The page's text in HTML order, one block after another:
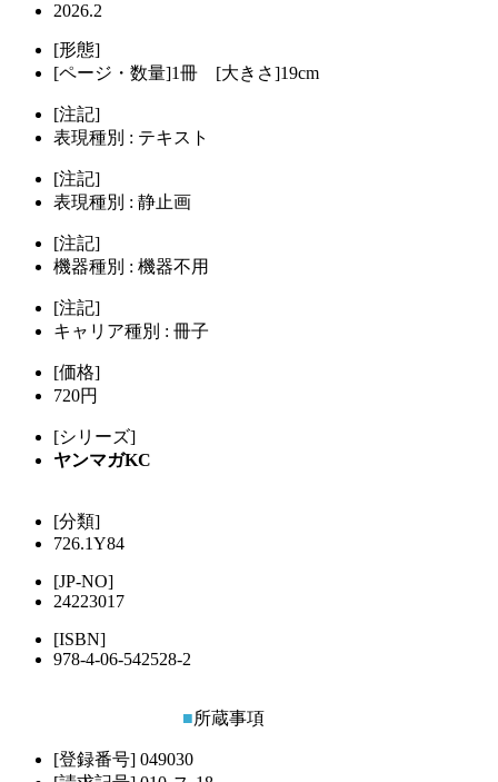
2026.2
[形態]
[ページ・数量]1冊 [大きさ]19cm
[注記]
表現種別 : テキスト
[注記]
表現種別 : 静止画
[注記]
機器種別 : 機器不用
[注記]
キャリア種別 : 冊子
[価格]
720円
[シリーズ]
ヤンマガKC
[分類]
726.1Y84
[JP-NO]
24223017
[ISBN]
978-4-06-542528-2
■所蔵事項
[登録番号] 049030